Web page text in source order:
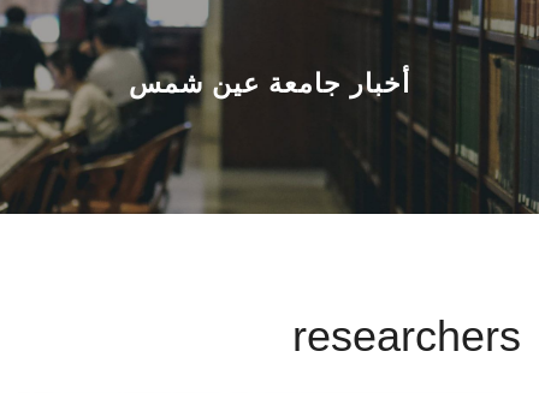
عن الجامعة
القطاعـات
الشئون الأكاديمية
البحث العلمي
أخبار جامعة عين شمس
researchers